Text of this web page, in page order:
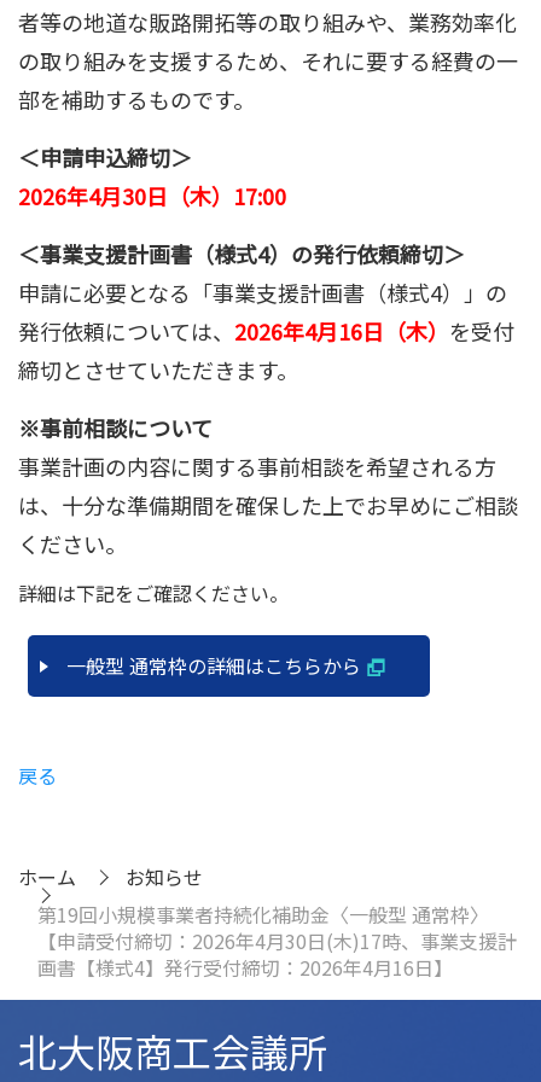
者等の地道な販路開拓等の取り組みや、業務効率化
の取り組みを支援するため、それに要する経費の一
部を補助するものです。
＜申請申込締切＞
2026年4月30日（木）17:00
＜事業支援計画書（様式4）の発行依頼締切＞
申請に必要となる「事業支援計画書（様式4）」の
発行依頼については、 2026年4月16日（木） を受付
締切とさせていただきます。
※事前相談について
事業計画の内容に関する事前相談を希望される方
は、十分な準備期間を確保した上でお早めにご相談
ください。
詳細は下記をご確認ください。
一般型 通常枠の詳細はこちらから
戻る
ホーム
お知らせ
第19回小規模事業者持続化補助金〈一般型 通常枠〉
【申請受付締切：2026年4月30日(木)17時、事業支援計
画書【様式4】発行受付締切：2026年4月16日】
北大阪商工会議所